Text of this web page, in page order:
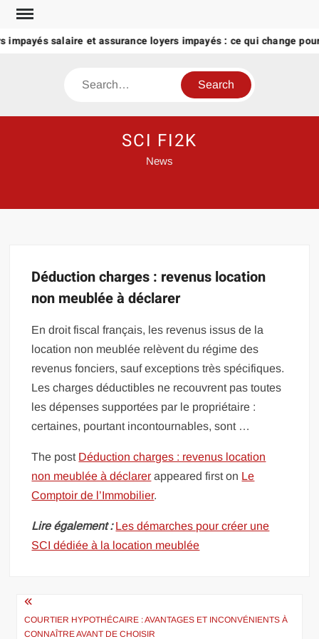
Skip
content
impayés salaire et assurance loyers impayés : ce qui change
Search
SCI FI2K
News
Déduction charges : revenus location
non meublée à déclarer
En droit fiscal français, les revenus issus de la
location non meublée relèvent du régime des
revenus fonciers, sauf exceptions très spécifiques.
Les charges déductibles ne recouvrent pas toutes
les dépenses supportées par le propriétaire :
certaines, pourtant incontournables, sont …
The post Déduction charges : revenus location
non meublée à déclarer appeared first on Le
Comptoir de l’Immobilier.
Lire également : Les démarches pour créer une
SCI dédiée à la location meublée
Navigation
de
COURTIER HYPOTHÉCAIRE : AVANTAGES ET INCONVÉNIENTS À
CONNAÎTRE AVANT DE CHOISIR